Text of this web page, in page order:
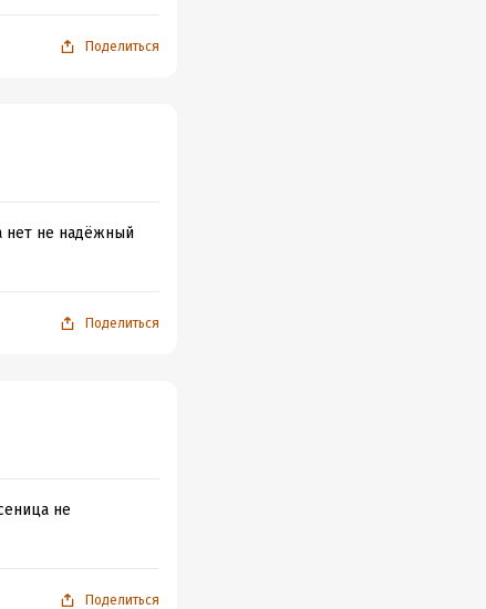
Поделиться
нет не надёжный
Поделиться
не
Поделиться